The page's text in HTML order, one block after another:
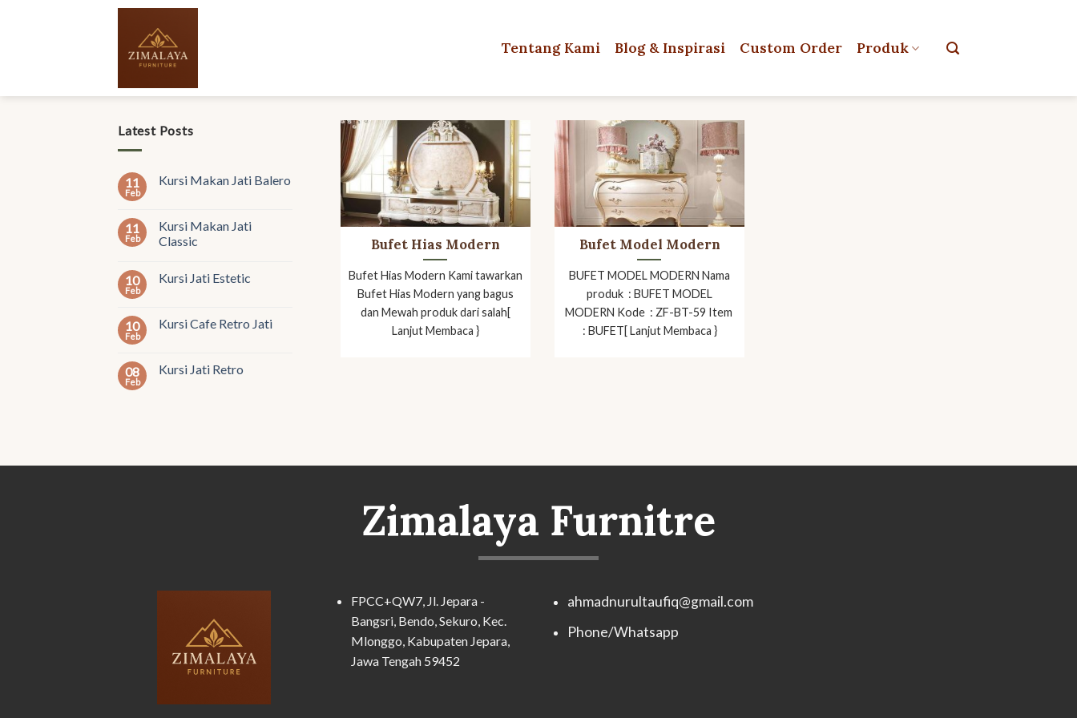
Tentang Kami Blog & Inspirasi Custom Order Produk
Latest Posts
11
Feb
Kursi Makan Jati Balero
11
Feb
Kursi Makan Jati
Classic
10
Feb
Kursi Jati Estetic
10
Feb
Kursi Cafe Retro Jati
08
Feb
Kursi Jati Retro
Bufet Hias Modern
Bufet Hias Modern Kami tawarkan
Bufet Hias Modern yang bagus
dan Mewah produk dari salah[
Lanjut Membaca }
Bufet Model Modern
BUFET MODEL MODERN Nama
produk : BUFET MODEL
MODERN Kode : ZF-BT-59 Item
: BUFET[ Lanjut Membaca }
Zimalaya Furnitre
FPCC+QW7, Jl. Jepara -
Bangsri, Bendo, Sekuro, Kec.
Mlonggo, Kabupaten Jepara,
Jawa Tengah 59452
ahmadnurultaufiq@gmail.com
Phone/Whatsapp